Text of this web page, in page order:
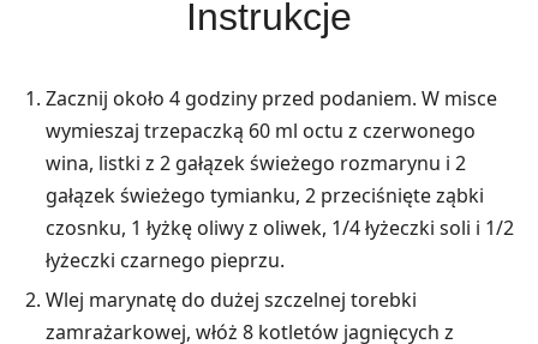
Instrukcje
Zacznij około 4 godziny przed podaniem. W misce
wymieszaj trzepaczką 60 ml octu z czerwonego
wina, listki z 2 gałązek świeżego rozmarynu i 2
gałązek świeżego tymianku, 2 przeciśnięte ząbki
czosnku, 1 łyżkę oliwy z oliwek, 1/4 łyżeczki soli i 1/2
łyżeczki czarnego pieprzu.
Wlej marynatę do dużej szczelnej torebki
zamrażarkowej, włóż 8 kotletów jagnięcych z